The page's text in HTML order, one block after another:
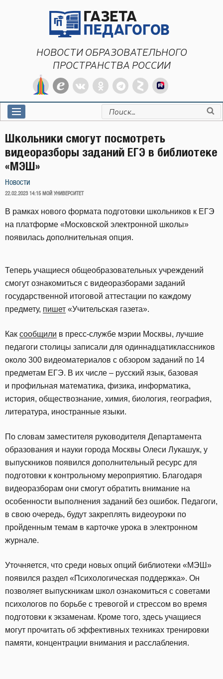
НОВОСТИ ОБРАЗОВАТЕЛЬНОГО
ПРОСТРАНСТВА РОССИИ
Искать:
Школьники смогут посмотреть
видеоразборы заданий ЕГЭ в библиотеке
«МЭШ»
Новости
ОПУБЛИКОВАНО
22.02.2023 14:15 МОЙ УНИВЕРСИТЕТ
В рамках нового формата подготовки школьников к ЕГЭ
на платформе «Московской электронной школы»
появилась дополнительная опция.
Теперь учащиеся общеобразовательных учреждений
смогут ознакомиться с видеоразборами заданий
государственной итоговой аттестации по каждому
предмету, пишет «Учительская газета».
Как сообщили в пресс-службе мэрии Москвы, лучшие
педагоги столицы записали для одиннадцатиклассников
около 300 видеоматериалов с обзором заданий по 14
предметам ЕГЭ. В их числе – русский язык, базовая
и профильная математика, физика, информатика,
история, обществознание, химия, биология, география,
литература, иностранные языки.
По словам заместителя руководителя Департамента
образования и науки города Москвы Олеси Лукашук, у
выпускников появился дополнительный ресурс для
подготовки к контрольному мероприятию. Благодаря
видеоразборам они смогут обратить внимание на
особенности выполнения заданий без ошибок. Педагоги,
в свою очередь, будут закреплять видеоуроки по
пройденным темам в карточке урока в электронном
журнале.
Уточняется, что среди новых опций библиотеки «МЭШ»
появился раздел «Психологическая поддержка». Он
позволяет выпускникам школ ознакомиться с советами
психологов по борьбе с тревогой и стрессом во время
подготовки к экзаменам. Кроме того, здесь учащиеся
могут прочитать об эффективных техниках тренировки
памяти, концентрации внимания и расслабления.